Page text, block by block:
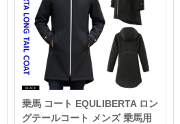
乗馬 コート EQULIBERTA ロン
グテールコート メンズ 乗馬用